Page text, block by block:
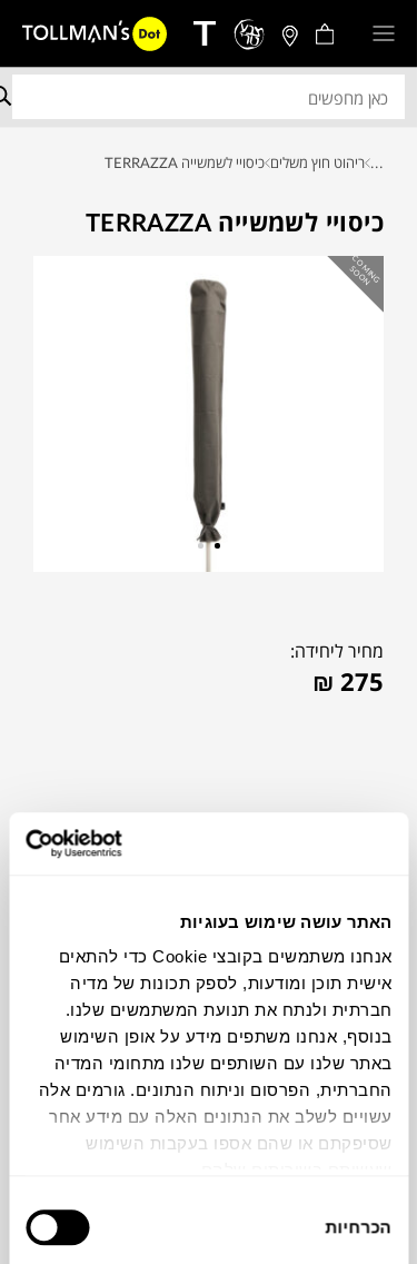
האתר עושה שימוש בעוגיות
אנחנו משתמשים בקובצי Cookie כדי להתאים
אישית תוכן ומודעות, לספק תכונות של מדיה
חברתית ולנתח את תנועת המשתמשים שלנו.
בנוסף, אנחנו משתפים מידע על אופן השימוש
באתר שלנו עם השותפים שלנו מתחומי המדיה
החברתית, הפרסום וניתוח הנתונים. גורמים אלה
עשויים לשלב את הנתונים האלה עם מידע אחר
שסיפקתם או שהם אספו בעקבות השימוש
הסכמה
הכרחיות
... ריהוט חוץ משלים כיסויי לשמשייה TERRAZZA
כיסויי לשמשייה TERRAZZA
C
O
M
IN
G
S
O
O
N
מחיר ליחידה:
₪ 275
תוכלו למצוא אותי ב:
חלה שגיאה. אנא רעננו את הדף ונסו שנית
צבעים